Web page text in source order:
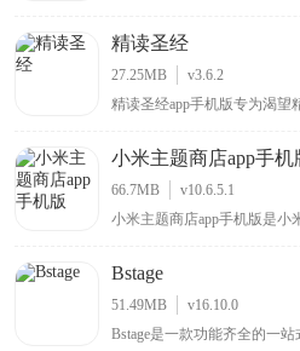
随心播放这些影视内容，让
验，满足不同用户多样化的影
精读圣经
27.25MB
v3.6.2
精读圣经app手机版专为渴望
读者能深刻领悟上帝教诲，
新有声阅读功能，使上帝慈
浸式聆听体验，让心灵于阅
小米主题商店app手机
66.7MB
v10.6.5.1
小米主题商店app手机版是小
同，同时该APP对安卓原生
运行更流畅、操作更快捷，
能为小米手机带来独特体验
Bstage
51.49MB
v16.10.0
Bstage是一款功能齐全的一